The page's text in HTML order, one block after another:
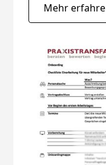
Mehr